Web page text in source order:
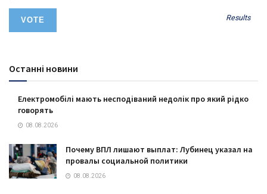
Results
Останні новини
Електромобілі мають несподіваний недолік про який рідко
говорять
08.08.2026
Почему ВПЛ лишают выплат: Лубинец указал на
провалы социальной политики
08.08.2026